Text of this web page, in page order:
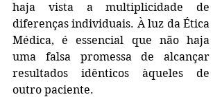
haja vista a multiplicidade de
diferenças individuais. À luz da Ética
Médica, é essencial que não haja
uma falsa promessa de alcançar
resultados idênticos àqueles de
outro paciente.